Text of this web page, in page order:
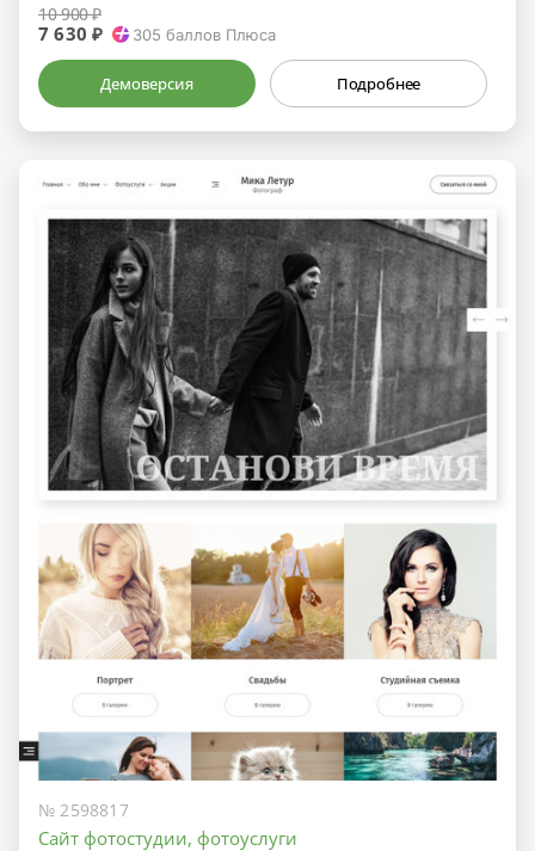
10 900 ₽
7 630 ₽ 305 баллов Плюса
Демоверсия Подробнее
№ 2598817
Сайт фотостудии, фотоуслуги